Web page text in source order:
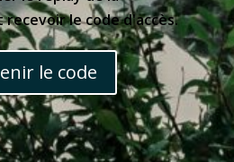
le code d'accès.
le code